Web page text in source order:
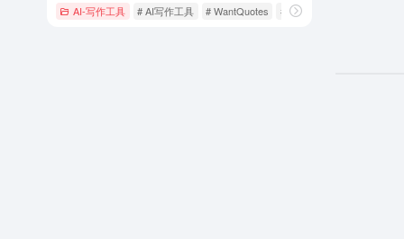
AI-写作工具 # AI写作工具 # WantQuotes # 文学工具